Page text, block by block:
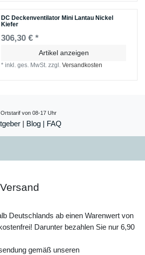
DC Deckenventilator Mini Lantau Nickel
Kiefer
306,30 € *
Artikel anzeigen
*inkl. ges. MwSt. zzgl.Versandkosten
von 08-17 Uhr
| Blog | FAQ
Deutschlands ab einen Warenwert von
Darunter bezahlen Sie nur 6,90
gemäß unseren